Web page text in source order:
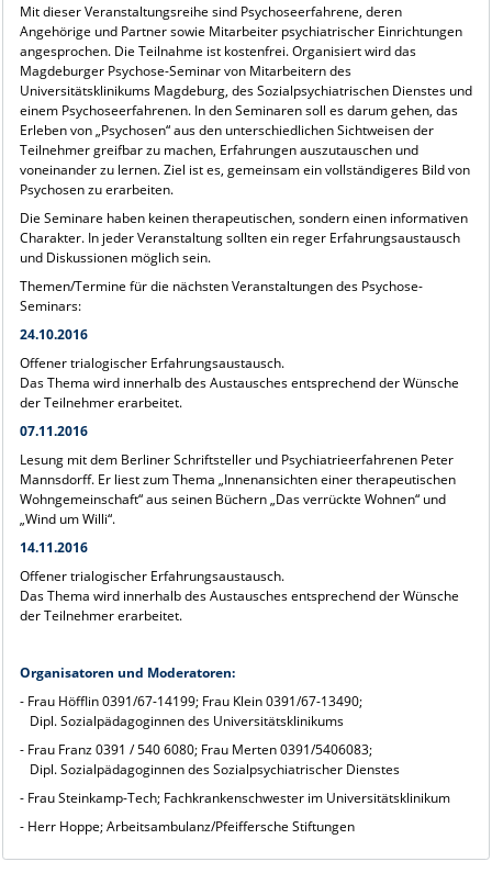
Mit dieser Veranstaltungsreihe sind Psychoseerfahrene, deren
Angehörige und Partner sowie Mitarbeiter psychiatrischer Einrichtungen
angesprochen. Die Teilnahme ist kostenfrei. Organisiert wird das
Magdeburger Psychose-Seminar von Mitarbeitern des
Universitätsklinikums Magdeburg, des Sozialpsychiatrischen Dienstes und
einem Psychoseerfahrenen. In den Seminaren soll es darum gehen, das
Erleben von „Psychosen“ aus den unterschiedlichen Sichtweisen der
Teilnehmer greifbar zu machen, Erfahrungen auszutauschen und
voneinander zu lernen. Ziel ist es, gemeinsam ein vollständigeres Bild von
Psychosen zu erarbeiten.
Die Seminare haben keinen therapeutischen, sondern einen informativen
Charakter. In jeder Veranstaltung sollten ein reger Erfahrungsaustausch
und Diskussionen möglich sein.
Themen/Termine für die nächsten Veranstaltungen des Psychose-
Seminars:
24.10.2016
Offener trialogischer Erfahrungsaustausch.
Das Thema wird innerhalb des Austausches entsprechend der Wünsche
der Teilnehmer erarbeitet.
07.11.2016
Lesung mit dem Berliner Schriftsteller und Psychiatrieerfahrenen Peter
Mannsdorff. Er liest zum Thema „Innenansichten einer therapeutischen
Wohngemeinschaft“ aus seinen Büchern „Das verrückte Wohnen“ und
„Wind um Willi“.
14.11.2016
Offener trialogischer Erfahrungsaustausch.
Das Thema wird innerhalb des Austausches entsprechend der Wünsche
der Teilnehmer erarbeitet.
Organisatoren und Moderatoren:
- Frau Höfflin 0391/67-14199; Frau Klein 0391/67-13490;
Dipl. Sozialpädagoginnen des Universitätsklinikums
- Frau Franz 0391 / 540 6080; Frau Merten 0391/5406083;
Dipl. Sozialpädagoginnen des Sozialpsychiatrischer Dienstes
- Frau Steinkamp-Tech; Fachkrankenschwester im Universitätsklinikum
- Herr Hoppe; Arbeitsambulanz/Pfeiffersche Stiftungen